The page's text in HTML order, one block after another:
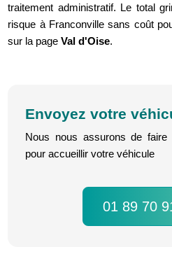
traitement administratif. Le total
risque à Franconville sans coût
sur la pageVal d'Oise.
Envoyez votre
Nous nous assurons de faire
pour accueillir votre véhicule
01 89 70